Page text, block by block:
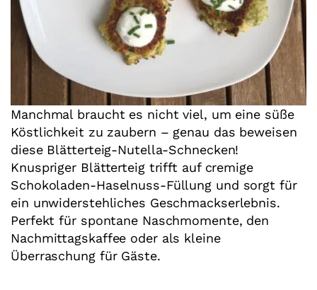
Manchmal braucht es nicht viel, um eine süße
Köstlichkeit zu zaubern – genau das beweisen
diese Blätterteig-Nutella-Schnecken!
Knuspriger Blätterteig trifft auf cremige
Schokoladen-Haselnuss-Füllung und sorgt für
ein unwiderstehliches Geschmackserlebnis.
Perfekt für spontane Naschmomente, den
Nachmittagskaffee oder als kleine
Überraschung für Gäste.